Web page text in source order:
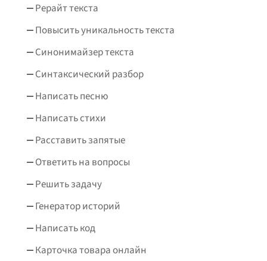
Рерайт текста
Повысить уникальность текста
Синонимайзер текста
Синтаксический разбор
Написать песню
Написать стихи
Расставить запятые
Ответить на вопросы
Решить задачу
Генератор историй
Написать код
Карточка товара онлайн